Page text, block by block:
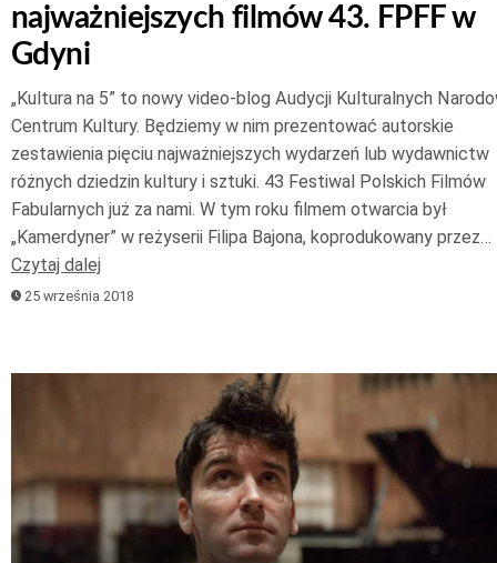
najważniejszych filmów 43. FPFF w
Gdyni
„Kultura na 5” to nowy video-blog Audycji Kulturalnych
Centrum Kultury. Będziemy w nim prezentować autorskie
zestawienia pięciu najważniejszych wydarzeń lub wydawnictw
różnych dziedzin kultury i sztuki. 43 Festiwal Polskich Filmów
Fabularnych już za nami. W tym roku filmem otwarcia był
„Kamerdyner” w reżyserii Filipa Bajona, koprodukowany przez…
Czytaj dalej
25 września 2018